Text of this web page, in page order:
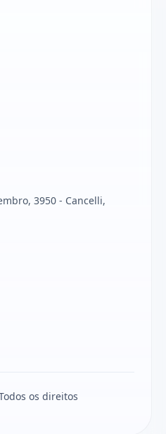
3950 - Cancelli,
os direitos